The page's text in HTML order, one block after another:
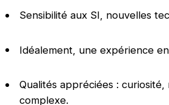
Sensibilité aux SI, nouvelles
Idéalement, une expérience
Qualités appréciées :
complexe.